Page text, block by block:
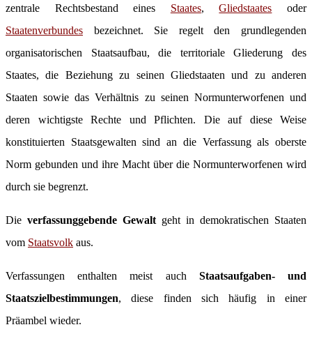
zentrale Rechtsbestand eines Staates,Gliedstaates oder
Staatenverbundes bezeichnet. Sie regelt den grundlegenden
organisatorischen Staatsaufbau, die territoriale Gliederung des
Staates, die Beziehung zu seinen Gliedstaaten und zu anderen
Staaten sowie das Verhältnis zu seinen Normunterworfenen und
deren wichtigste Rechte und Pflichten. Die auf diese Weise
konstituierten Staatsgewalten sind an die Verfassung als oberste
Norm gebunden und ihre Macht über die Normunterworfenen wird
durch sie begrenzt.
Die verfassunggebende Gewalt geht in demokratischen Staaten
vom Staatsvolk aus.
Verfassungen enthalten meist auch Staatsaufgaben- und
Staatszielbestimmungen, diese finden sich häufig in einer
Präambel wieder.